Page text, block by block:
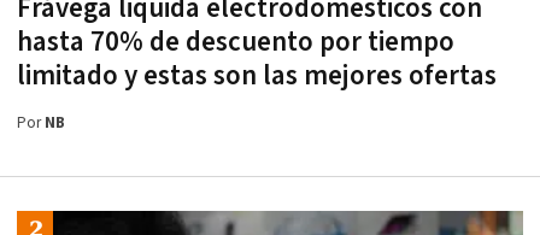
Frávega liquida electrodomésticos con
hasta 70% de descuento por tiempo
limitado y estas son las mejores ofertas
PorNB